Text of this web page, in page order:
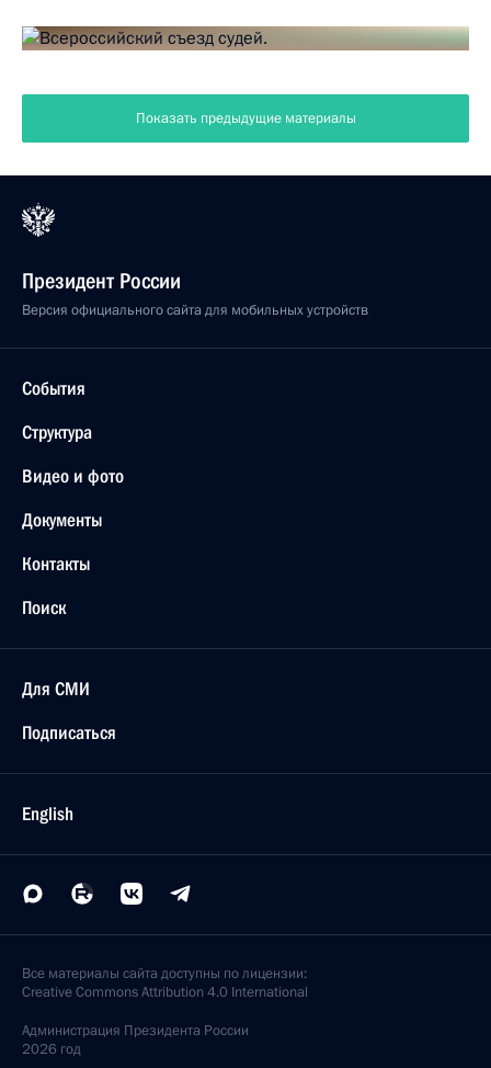
Показать предыдущие материалы
Президент России
Версия официального сайта для мобильных устройств
События
Структура
Видео и фото
Документы
Контакты
Поиск
Для СМИ
Подписаться
English
Все материалы сайта доступны по лицензии:
Creative Commons Attribution 4.0 International
Администрация Президента России
2026 год